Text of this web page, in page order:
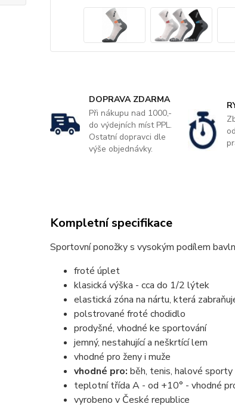
DOPRAVA ZDARMA
Při nákupu nad 1000,-
do výdejních míst PPL.
Ostatní dopravci dle
výše objednávky.
Kompletní specifikace
Sportovní ponožky s vysokým podílem
froté úplet
klasická výška - cca do 1/2 lýtek
elastická zóna na nártu, která
polstrované froté chodidlo
prodyšné, vhodné ke sportování
jemný, nestahující a neškrtící lem
vhodné pro ženy i muže
vhodné pro: běh, tenis, halové sporty
teplotní třída A - od +10° - vhodné
vyrobeno v České republice